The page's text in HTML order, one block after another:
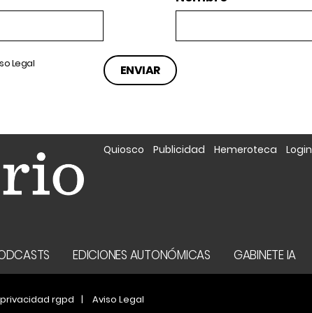
Legal
Quiosco Publicidad Hemeroteca Login
EDICIONES AUTONÓMICAS GABINETE IA
rgpd Aviso Legal